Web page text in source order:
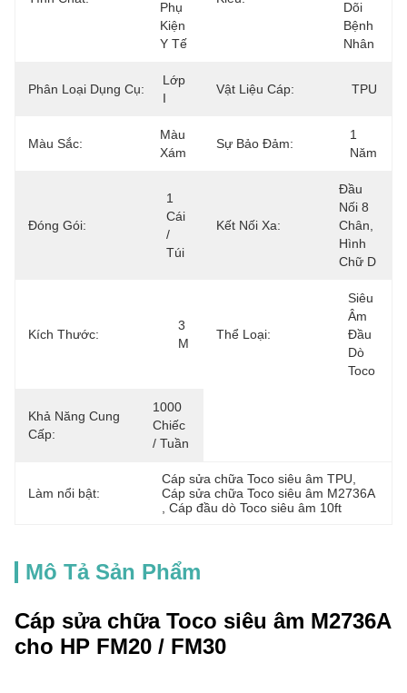
Phụ
Kiện
Y Tế
Dõi
Bệnh
Nhân
Phân Loại Dụng Cụ:
Lớp
I
Vật Liệu Cáp: TPU
Màu Sắc:
Màu
Xám
Sự Bảo Đảm:
1
Năm
Đóng Gói:
1
Cái
/
Túi
Kết Nối Xa:
Đầu
Nối 8
Chân,
Hình
Chữ D
Kích Thước:
3
M
Thể Loại:
Siêu
Âm
Đầu
Dò
Toco
Khả Năng Cung
Cấp:
1000
Chiếc
/ Tuần
Làm nổi bật:
Cáp sửa chữa Toco siêu âm TPU
Cáp sửa chữa Toco siêu âm M2736A
, Cáp đầu dò Toco siêu âm 10ft
Mô Tả Sản Phẩm
Cáp sửa chữa Toco siêu âm M2736A
cho HP FM20 / FM30